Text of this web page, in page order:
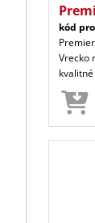
kód
Vrecko